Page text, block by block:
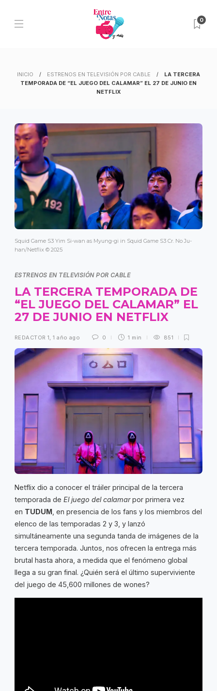
0
INICIO ESTRENOS EN TELEVISIÓN POR CABLE
LA TERCERA
TEMPORADA DE “EL JUEGO DEL CALAMAR” EL 27 DE JUNIO EN
NETFLIX
Squid Game S3 Yim Si-wan as Myung-gi in Squid Game S3 Cr. No Ju-
han/Netflix © 2025
ESTRENOS EN TELEVISIÓN POR CABLE
LA TERCERA TEMPORADA DE
“EL JUEGO DEL CALAMAR” EL
27 DE JUNIO EN NETFLIX
REDACTOR 1,1 año ago 0 1 min 851
Netflix dio a conocer el tráiler principal de la tercera
temporada de El juego del calamarpor primera vez
en TUDUM , en presencia de los fans y los miembros del
elenco de las temporadas 2 y 3, y lanzó
simultáneamente una segunda tanda de imágenes de la
tercera temporada. Juntos, nos ofrecen la entrega más
brutal hasta ahora, a medida que el fenómeno global
llega a su gran final. ¿Quién será el último superviviente
del juego de 45,600 millones de wones?